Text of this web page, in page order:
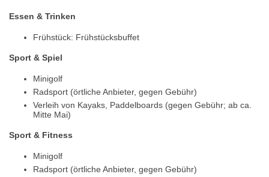
Essen & Trinken
Frühstück: Frühstücksbuffet
Sport & Spiel
Minigolf
Radsport (örtliche Anbieter, gegen Gebühr)
Verleih von Kayaks, Paddelboards (gegen Gebühr; ab ca.
Mitte Mai)
Sport & Fitness
Minigolf
Radsport (örtliche Anbieter, gegen Gebühr)